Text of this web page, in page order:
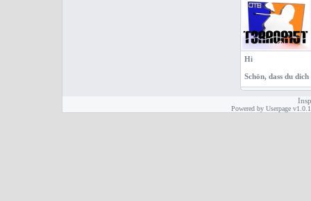
Hi
Schön, dass du
Powered by Userpage